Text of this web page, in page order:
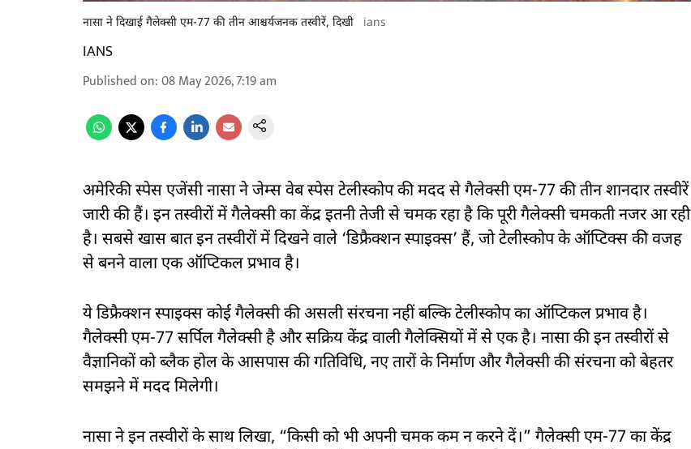
नासा ने दिखाई गैलेक्सी एम-77 की तीन आश्चर्यजनक तस्वीरें, दिखी ians
IANS
Published on:08 May 2026, 7:19 am
अमेरिकी स्पेस एजेंसी नासा ने जेम्स वेब स्पेस टेलीस्कोप की मदद से गैलेक्सी एम-77 की तीन शानदार तस्वीरें
जारी की हैं। इन तस्वीरों में गैलेक्सी का केंद्र इतनी तेजी से चमक रहा है कि पूरी गैलेक्सी चमकती नजर आ रही
है। सबसे खास बात इन तस्वीरों में दिखने वाले ‘डिफ्रैक्शन स्पाइक्स’ हैं, जो टेलीस्कोप के ऑप्टिक्स की वजह
से बनने वाला एक ऑप्टिकल प्रभाव है।
ये डिफ्रैक्शन स्पाइक्स कोई गैलेक्सी की असली संरचना नहीं बल्कि टेलीस्कोप का ऑप्टिकल प्रभाव है।
गैलेक्सी एम-77 सर्पिल गैलेक्सी है और सक्रिय केंद्र वाली गैलेक्सियों में से एक है। नासा की इन तस्वीरों से
वैज्ञानिकों को ब्लैक होल के आसपास की गतिविधि, नए तारों के निर्माण और गैलेक्सी की संरचना को बेहतर
समझने में मदद मिलेगी।
नासा ने इन तस्वीरों के साथ लिखा, “किसी को भी अपनी चमक कम न करने दें।” गैलेक्सी एम-77 का केंद्र